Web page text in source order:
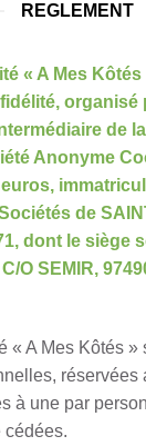
REGLEMENT
« A Mes
organisé
de
Anonyme
de
dont le siège
O SEMIR,
« A Mes Kôtés »
réservées
à une par
cédées.